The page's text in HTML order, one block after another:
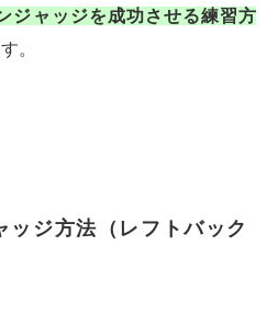
ジャッジを成功させる練習方
。
ッジ方法（レフトバック